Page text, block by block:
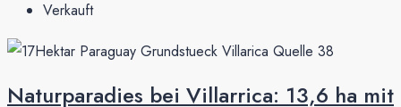
Verkauft
Naturparadies bei Villarrica: 13,6 ha mit